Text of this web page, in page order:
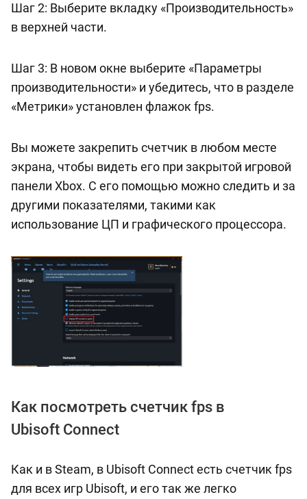
Шаг 2: Выберите вкладку «Производительность»
в верхней части.
Шаг 3: В новом окне выберите «Параметры
производительности» и убедитесь, что в разделе
«Метрики» установлен флажок fps.
Вы можете закрепить счетчик в любом месте
экрана, чтобы видеть его при закрытой игровой
панели Xbox. С его помощью можно следить и за
другими показателями, такими как
использование ЦП и графического процессора.
Как посмотреть счетчик fps в
Ubisoft Connect
Как и в Steam, в Ubisoft Connect есть счетчик fps
для всех игр Ubisoft, и его так же легко